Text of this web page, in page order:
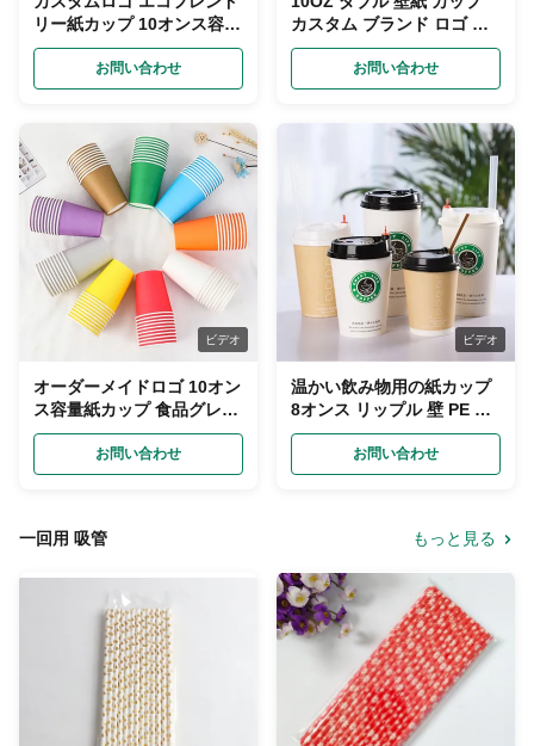
リー紙カップ 10オンス容量
100% リサイクル素材 単壁
お問い合わせ
カスタム ブランド ロゴ 環
境に優しい
お問い合わせ
ビデオ
オーダーメイドロゴ 10オン
ス容量紙カップ 食品グレー
ド紙 エコフレンドリー
お問い合わせ
ビデオ
温かい飲み物用の紙カップ
8オンス リップル 壁 PE コ
ーティング紙カップ 持ち帰
お問い合わせ
一回用 吸管 もっと見る